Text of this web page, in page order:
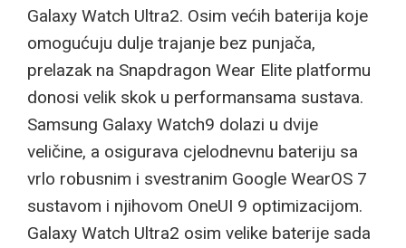
Galaxy Watch Ultra2. Osim većih baterija koje
omogućuju dulje trajanje bez punjača,
prelazak na Snapdragon Wear Elite platformu
donosi velik skok u performansama sustava.
Samsung Galaxy Watch9 dolazi u dvije
veličine, a osigurava cjelodnevnu bateriju sa
vrlo robusnim i svestranim Google WearOS 7
sustavom i njihovom OneUI 9 optimizacijom.
Galaxy Watch Ultra2 osim velike baterije sada